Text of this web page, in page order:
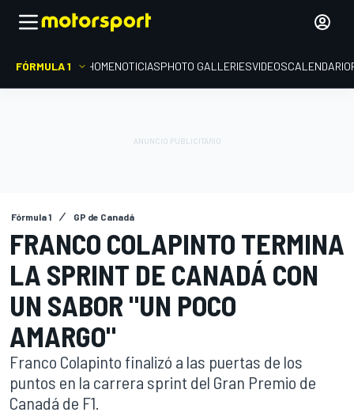
FÓRMULA 1 HOMENOTICIASPHOTO GALLERIESVIDEOSCALENDARIO
Fórmula 1 GP de Canadá
FRANCO COLAPINTO TERMINA
LA SPRINT DE CANADÁ CON
UN SABOR "UN POCO
AMARGO"
Franco Colapinto finalizó a las puertas de los
puntos en la carrera sprint del Gran Premio de
Canadá de F1.